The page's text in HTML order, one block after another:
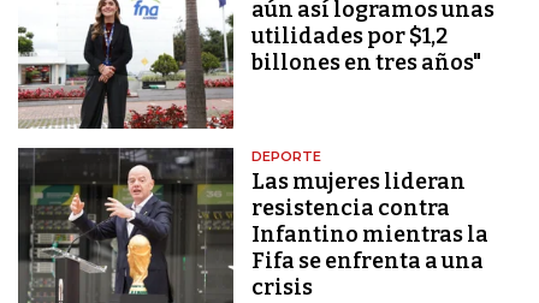
aún así logramos unas
utilidades por $1,2
billones en tres años"
DEPORTE
Las mujeres lideran
resistencia contra
Infantino mientras la
Fifa se enfrenta a una
crisis